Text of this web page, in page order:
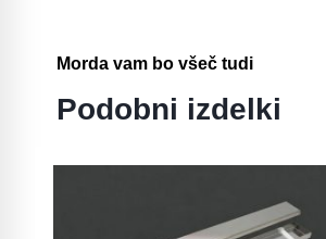
Morda vam bo všeč tudi
Podobni izdelki